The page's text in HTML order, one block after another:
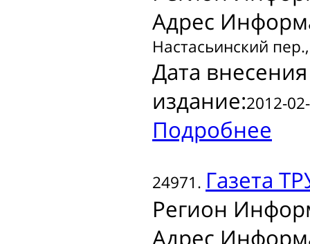
Адрес
Настасьинский
Дата
издание:2012-
Подробнее
24971. Газета
Регион
Адрес